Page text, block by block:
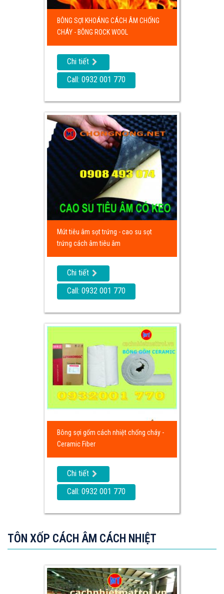
BÔNG SỢI KHOÁNG CÁCH ÂM CHỐNG
CHÁY - BÔNG ROCK WOOL
Chi tiết
Call: 0932 001 770
Mút tiêu âm sọt trứng - cao su sọt
trứng cách âm tiêu âm
Chi tiết
Call: 0932 001 770
Bông sợi gốm cách nhiệt chống cháy -
Ceramic Fiber
Chi tiết
Call: 0932 001 770
TÔN XỐP CÁCH ÂM CÁCH NHIỆT